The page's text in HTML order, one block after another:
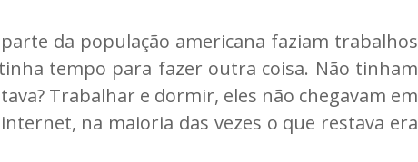
da população americana faziam trabalhos
tempo para fazer outra coisa. Não tinham
Trabalhar e dormir, eles não chegavam em
na maioria das vezes o que restava era